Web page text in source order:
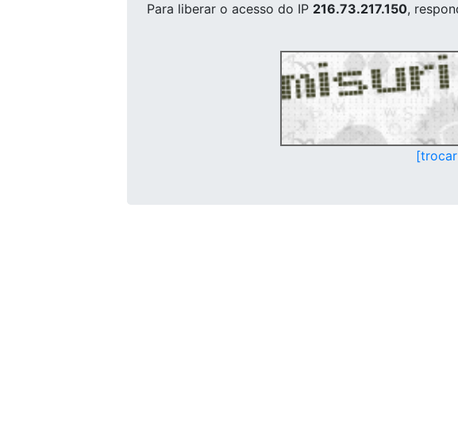
Para liberar o acesso do IP 216.73.217.150,